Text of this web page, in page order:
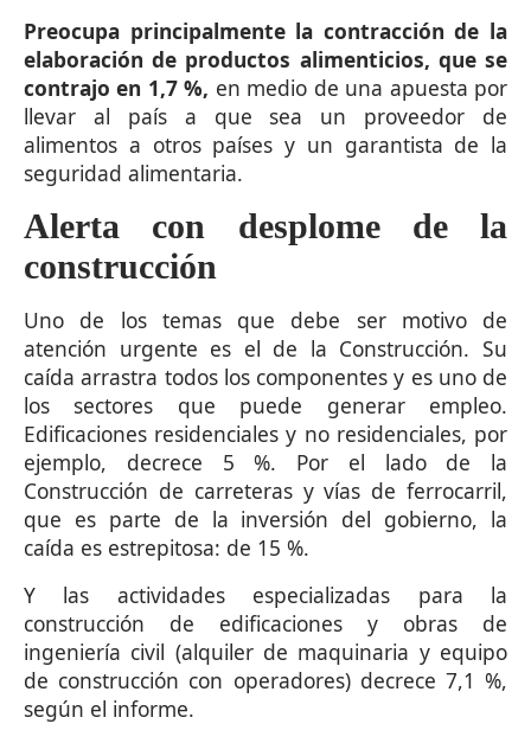
Preocupa principalmente la contracción de la
elaboración de productos alimenticios, que se
contrajo en 1,7 %, en medio de una apuesta por
llevar al país a que sea un proveedor de
alimentos a otros países y un garantista de la
seguridad alimentaria.
Alerta con desplome de la
construcción
Uno de los temas que debe ser motivo de
atención urgente es el de la Construcción. Su
caída arrastra todos los componentes y es uno de
los sectores que puede generar empleo.
Edificaciones residenciales y no residenciales, por
ejemplo, decrece 5 %. Por el lado de la
Construcción de carreteras y vías de ferrocarril,
que es parte de la inversión del gobierno, la
caída es estrepitosa: de 15 %.
Y las actividades especializadas para la
construcción de edificaciones y obras de
ingeniería civil (alquiler de maquinaria y equipo
de construcción con operadores) decrece 7,1 %,
según el informe.